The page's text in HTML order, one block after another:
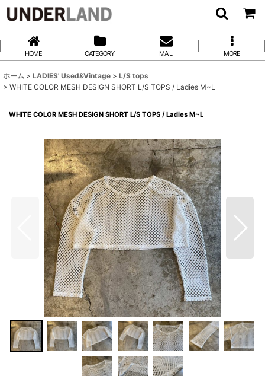
HOME CATEGORY MAIL MORE
ホーム > LADIES' Used&Vintage > L/S tops
> WHITE COLOR MESH DESIGN SHORT L/S TOPS / Ladies M~L
WHITE COLOR MESH DESIGN SHORT L/S TOPS / Ladies M~L